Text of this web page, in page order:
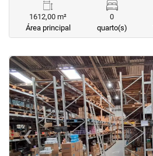
1612,00 m²
Área principal
0
quarto(s)
<<<<
‹Previous